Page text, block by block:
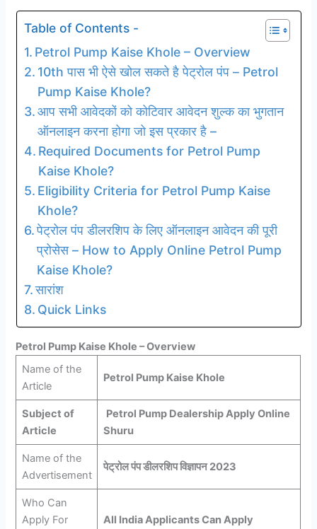
Table of Contents -
Petrol Pump Kaise Khole – Overview
10th पास भी ऐसे खोल सकते है पेट्रोल पंप – Petrol
Pump Kaise Khole?
आप सभी आवेदकों को कोटिवार आवेदन शुल्क का भुगतान
ऑनलाइन करना होगा जो इस प्रकार है –
Required Documents for Petrol Pump
Kaise Khole?
Eligibility Criteria for Petrol Pump Kaise
Khole?
पेट्रोल पंप डीलरशिप के लिए ऑनलाइन आवेदन की पूरी
प्रोसेस – How to Apply Online Petrol Pump
Kaise Khole?
सारांश
Quick Links
Petrol Pump Kaise Khole – Overview
Name of the
Article
Petrol Pump Kaise Khole
Subject of
Article
Petrol Pump Dealership Apply Online
Shuru
Name of the
Advertisement
पेट्रोल पंप डीलरशिप विज्ञापन 2023
Who Can
Apply For
All India Applicants Can Apply